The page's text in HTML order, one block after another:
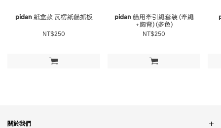
加入購物車
pidan紙盒款 瓦楞紙貓抓板
NT$250
加入購物車
pidan貓用牽引繩套裝 (牽繩
+胸背) (多色)
NT$250
關於我們